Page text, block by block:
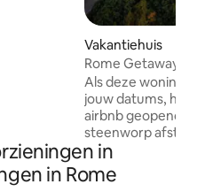
Vakantiehuis
Rome Getaway:
slaapkamers in
Als deze woning
jouw datums,
airbnb geopend
steenworp afstand. Een Rome-
wacht op je in dit
twee bedden,
perfect voor een
in
in Rome